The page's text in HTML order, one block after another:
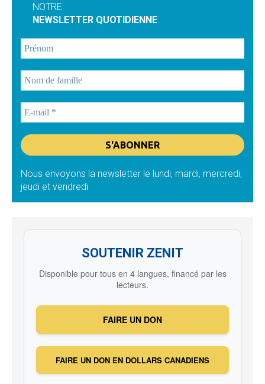
NOTRE
NEWSLETTER QUOTIDIENNE
Nous envoyons la newsletter le lundi, mardi, mercredi,
jeudi et vendredi
SOUTENIR ZENIT
Disponible pour tous en 4 langues, financé par les
lecteurs.
FAIRE UN DON
FAIRE UN DON EN DOLLARS CANADIENS